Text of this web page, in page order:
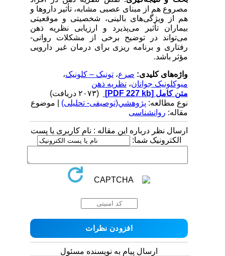
مصروع هم از مبنای عصبی مشابه، تأثیر داروها و
هم از ویژگی‌های بالینی، شخصیتی و موقعیتی
بیماران تأثیر می‌پذیرد و ارزیابی نظریه ذهن
می‌تواند در توضیح برخی از مشکلات روانی-
رفتاری و برنامه ریزی برای درمان غیر دارویی
مؤثر باشد.
واژه‌های کلیدی:صرع ،تونیک – کلونیک،
میوکلونیک جوانان،نظریه ذهن
متن کامل[PDF 227 kb]
نوع مطالعه:پژوهشي(توصیفی- تحلیلی) | موضوع
مقاله:روانشناسی
ارسال نظر درباره این مقاله : نام کاربری یا پست
الکترونیک شما:
ارسال پیام به نویسنده مسئول